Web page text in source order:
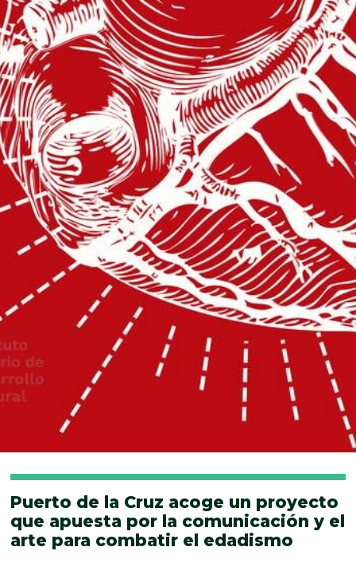
Puerto de la Cruz acoge un proyecto
que apuesta por la comunicación y el
arte para combatir el edadismo